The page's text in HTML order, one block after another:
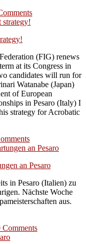
(FIG) renews
at its Congress in
candidates will run for
Watanabe (Japan)
of European
in Pesaro (Italy) I
strategy for Acrobatic
an Pesaro
in Pesaro (Italien) zu
Nächste Woche
aus.
Comments